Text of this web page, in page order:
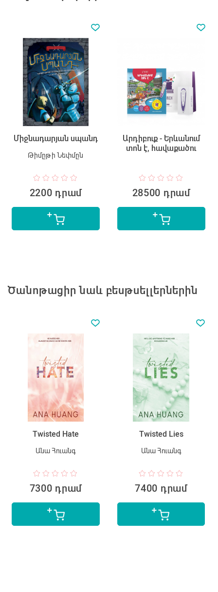
Միջնադարյան սպանդ
Թիմըթի Նեփմըն
2200 դրամ
Արդիբուք - Երևանում
տոն է, հավաքածու
28500 դրամ
Ծանոթացիր նաև բեսթսելլերներին
Twisted Hate
Անա Հուանգ
7300 դրամ
Twisted Lies
Անա Հուանգ
7400 դրամ